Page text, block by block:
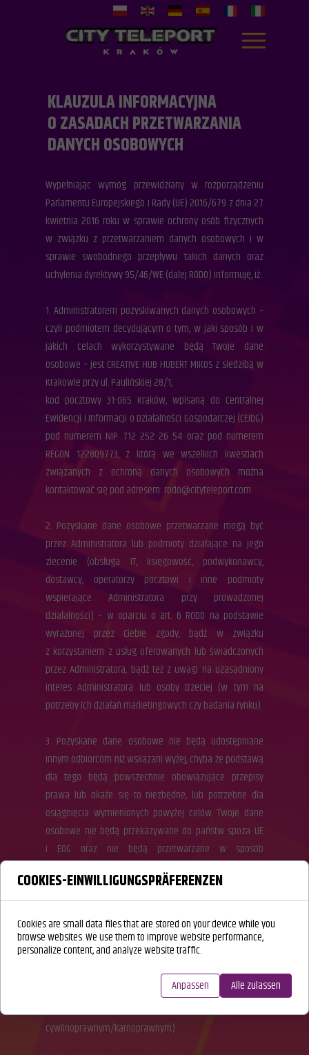
KLAUZULA INFORMACYJNA
O ZASADACH PRZETWARZANIA
DANYCH OSOBOWYCH
Wypełniając wymóg przewidziany w rozporządzeniu
Parlamentu Europejskiego i Rady (UE) 2016/679 z dnia 27
kwietnia 2016 roku w sprawie ochrony osób fizycznych
w związku z przetwarzaniem danych osobowych i w
sprawie swobodnego przepływu takich danych oraz
uchylenia dyrektywy 95/46/WE (dalej RODO) informuję, iż:
1. Administratorem pozyskiwanych danych osobowych –
czyli podmiotem decydującym o tym, w jaki sposób i w
jakich celach wykorzystywane będą Twoje dane
osobowe – jest CREATIVE HUB HUBERT MIKOS z siedzibą w
Krakowie przy ul. Paulińskiej 28/1,
kod pocztowy 31-065 Kraków, wpisaną do Centralnej
Ewidencji i Informacji o Działalności Gospodarczej (CEIDG)
pod numerem NIP 712 252 26 54 oraz pod numerem
REGON 122809773, z którą we wszelkich kwestiach
związanych z ochroną danych osobowych można
kontaktować się pod adresem: rodo@cityteleport.com
2. Pozyskane dane osobowe przetwarzane mogą być
przez Administratora lub podmioty działające na jego
zlecenie (obsługa IT, księgowość, podwykonawcy,
dostawcy, operatorzy pocztowi i inne podmioty
wspierające Administratora przy prowadzonej
działalności) – w oparciu o art. 6 RODO na podstawie
wyrażonej przez Ciebie zgody, bądź w związku
z korzystaniem z usług oferowanych lub świadczonych
przez Administratora, bądź też z uwagi na uzasadniony
interes Administratora lub osoby trzeciej (w tym na
potrzeby ich działań marketingowych czy badania rynku).
3. Pozyskane dane osobowe nie będą udostępniane
innym odbiorcom niż wskazani wyżej, chyba że podstawą
dla tego będą powszechnie obowiązujące przepisy
prawa lub okaże się to niezbędne, lub potrzebne dla
osiągnięcia wymienionych powyżej celów. Twoje dane
osobowe nie będą przekazywane do państw spoza UE
i EOG oraz nie będą przetwarzane w sposób
zautomatyzowany w rozumieniu art. 22 RODO, w tym
poprzez profilowanie.
4. Pozyskane dane osobowe będą przetwarzane
w zakresie czasowym do tego niezbędnym,
w szczególności do czasu realizacji wszelkich praw
i obowiązków oraz wygaśnięcia wszelkich roszczeń,
wynikających bądź związanych z przetwarzanymi danymi
osobowymi (np. podatkowych, o charakterze
cywilnoprawnym/karnoprawnym).
COOKIES-EINWILLIGUNGSPRÄFERENZEN
Cookies are small data files that are stored on your device while you
browse websites. We use them to improve website performance,
personalize content, and analyze website traffic.
Anpassen Alle zulassen